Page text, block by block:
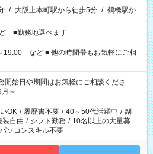
/ 大阪上本町駅から徒歩5分 / 鶴橋駅か
■勤務地選べます
時間帯もお気軽にご相
始日や期間はお気軽にご相談くださ
～
OK / 履歴書不要 / 40～50代活躍中 / 副
装自由 / シフト勤務 / 10名以上の大量募
パソコンスキル不要